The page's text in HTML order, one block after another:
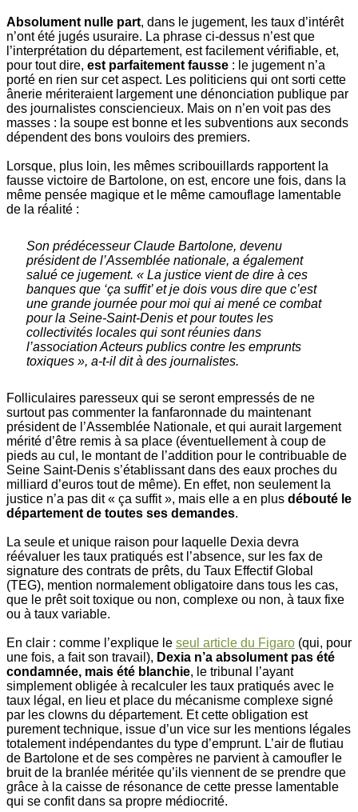
Absolument nulle part, dans le jugement, les taux d’intérêt
n’ont été jugés usuraire. La phrase ci-dessus n’est que
l’interprétation du département, est facilement vérifiable, et,
pour tout dire, est parfaitement fausse : le jugement n’a
porté en rien sur cet aspect. Les politiciens qui ont sorti cette
ânerie mériteraient largement une dénonciation publique par
des journalistes consciencieux. Mais on n’en voit pas des
masses : la soupe est bonne et les subventions aux seconds
dépendent des bons vouloirs des premiers.
Lorsque, plus loin, les mêmes scribouillards rapportent la
fausse victoire de Bartolone, on est, encore une fois, dans la
même pensée magique et le même camouflage lamentable
de la réalité :
Son prédécesseur Claude Bartolone, devenu
président de l’Assemblée nationale, a également
salué ce jugement. « La justice vient de dire à ces
banques que ‘ça suffit’ et je dois vous dire que c’est
une grande journée pour moi qui ai mené ce combat
pour la Seine-Saint-Denis et pour toutes les
collectivités locales qui sont réunies dans
l’association Acteurs publics contre les emprunts
toxiques », a-t-il dit à des journalistes.
Folliculaires paresseux qui se seront empressés de ne
surtout pas commenter la fanfaronnade du maintenant
président de l’Assemblée Nationale, et qui aurait largement
mérité d’être remis à sa place (éventuellement à coup de
pieds au cul, le montant de l’addition pour le contribuable de
Seine Saint-Denis s’établissant dans des eaux proches du
milliard d’euros tout de même). En effet, non seulement la
justice n’a pas dit « ça suffit », mais elle a en plus débouté le
département de toutes ses demandes.
La seule et unique raison pour laquelle Dexia devra
réévaluer les taux pratiqués est l’absence, sur les fax de
signature des contrats de prêts, du Taux Effectif Global
(TEG), mention normalement obligatoire dans tous les cas,
que le prêt soit toxique ou non, complexe ou non, à taux fixe
ou à taux variable.
En clair : comme l’explique le seul article du Figaro (qui, pour
une fois, a fait son travail), Dexia n’a absolument pas été
condamnée, mais été blanchie, le tribunal l’ayant
simplement obligée à recalculer les taux pratiqués avec le
taux légal, en lieu et place du mécanisme complexe signé
par les clowns du département. Et cette obligation est
purement technique, issue d’un vice sur les mentions légales
totalement indépendantes du type d’emprunt. L’air de flutiau
de Bartolone et de ses compères ne parvient à camoufler le
bruit de la branlée méritée qu’ils viennent de se prendre que
grâce à la caisse de résonance de cette presse lamentable
qui se confit dans sa propre médiocrité.